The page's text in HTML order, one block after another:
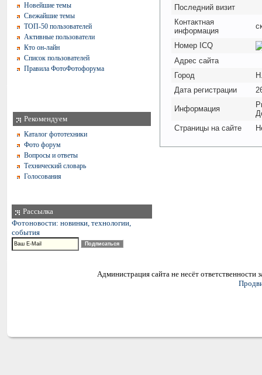
Новейшие темы
Свежайшие темы
ТОП-50 пользователей
Активные пользователи
Кто он-лайн
Список пользователей
Правила ФотоФотофорума
Рекомендуем
Каталог фототехники
Фото форум
Вопросы и ответы
Технический словарь
Голосования
Рассылка
Фотоновости: новинки, технологии,
события
Последний визит
Контактная
информация
Номер ICQ
Адрес сайта
Город
Дата регистрации
Информация
Страницы на сайте
Администрация сайта не несёт ответственности